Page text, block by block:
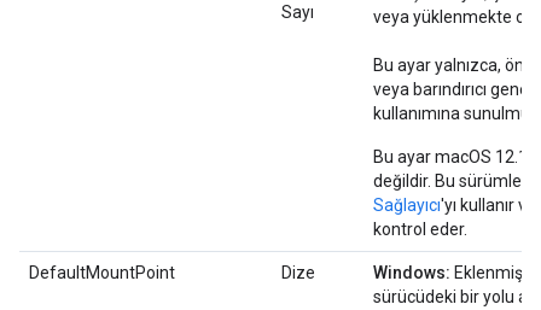
Sayı
veya yüklenmekte
Bu ayar yalnızca,
veya barındırıcı
kullanımına
Bu ayar macOS 12.1
değildir. Bu
Sağlayıcı'yı kullanır
kontrol eder.
DefaultMountPoint Dize Windows: Eklenmiş
sürücüdeki bir yolu